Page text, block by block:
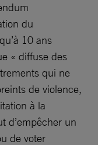
du
10 ans
« diffuse des
qui ne
de violence,
à la
d’empêcher un
de voter